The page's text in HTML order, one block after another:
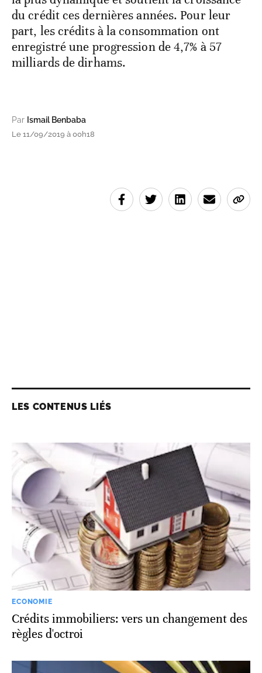
du crédit ces dernières années. Pour leur
part, les crédits à la consommation ont
enregistré une progression de 4,7% à 57
milliards de dirhams.
Par Ismail Benbaba
Le 11/09/2019 à 00h18
LES CONTENUS LIÉS
ECONOMIE
Crédits immobiliers: vers un changement des
règles d'octroi